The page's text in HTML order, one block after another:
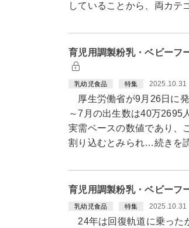
していることから、両カ
育児用調製粉乳・ベビーフ
乳幼児食品 特集 2025.10.31
厚生労働省が9月26日に
～7月の出生数は40万2695
実需ベースの数値であり、
割り込むとみられ…続きを
育児用調製粉乳・ベビーフ
乳幼児食品 特集 2025.10.31
24年は回復軌道に乗った